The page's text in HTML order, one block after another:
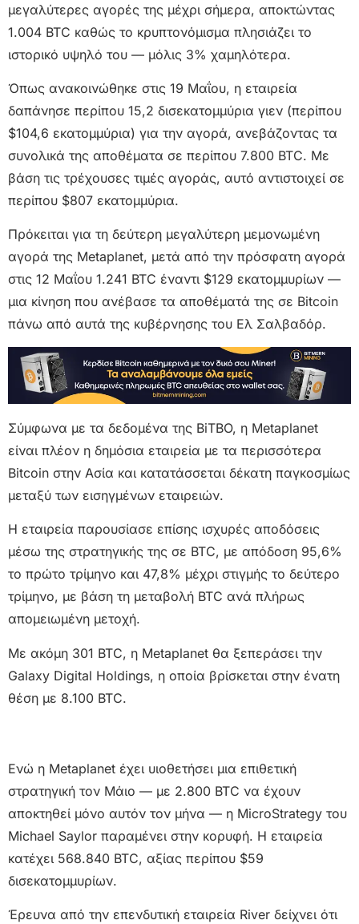
μεγαλύτερες αγορές της μέχρι σήμερα, αποκτώντας
1.004 BTC καθώς το κρυπτονόμισμα πλησιάζει το
ιστορικό υψηλό του — μόλις 3% χαμηλότερα.
Όπως ανακοινώθηκε στις 19 Μαΐου, η εταιρεία
δαπάνησε περίπου 15,2 δισεκατομμύρια γιεν (περίπου
$104,6 εκατομμύρια) για την αγορά, ανεβάζοντας τα
συνολικά της αποθέματα σε περίπου 7.800 BTC. Με
βάση τις τρέχουσες τιμές αγοράς, αυτό αντιστοιχεί σε
περίπου $807 εκατομμύρια.
Πρόκειται για τη δεύτερη μεγαλύτερη μεμονωμένη
αγορά της Metaplanet, μετά από την πρόσφατη αγορά
στις 12 Μαΐου 1.241 BTC έναντι $129 εκατομμυρίων —
μια κίνηση που ανέβασε τα αποθέματά της σε Bitcoin
πάνω από αυτά της κυβέρνησης του Ελ Σαλβαδόρ.
Σύμφωνα με τα δεδομένα της BiTBO, η Metaplanet
είναι πλέον η δημόσια εταιρεία με τα περισσότερα
Bitcoin στην Ασία και κατατάσσεται δέκατη παγκοσμίως
μεταξύ των εισηγμένων εταιρειών.
Η εταιρεία παρουσίασε επίσης ισχυρές αποδόσεις
μέσω της στρατηγικής της σε BTC, με απόδοση 95,6%
το πρώτο τρίμηνο και 47,8% μέχρι στιγμής το δεύτερο
τρίμηνο, με βάση τη μεταβολή BTC ανά πλήρως
απομειωμένη μετοχή.
Με ακόμη 301 BTC, η Metaplanet θα ξεπεράσει την
Galaxy Digital Holdings, η οποία βρίσκεται στην ένατη
θέση με 8.100 BTC.
Ενώ η Metaplanet έχει υιοθετήσει μια επιθετική
στρατηγική τον Μάιο — με 2.800 BTC να έχουν
αποκτηθεί μόνο αυτόν τον μήνα — η MicroStrategy του
Michael Saylor παραμένει στην κορυφή. Η εταιρεία
κατέχει 568.840 BTC, αξίας περίπου $59
δισεκατομμυρίων.
Έρευνα από την επενδυτική εταιρεία River δείχνει ότι